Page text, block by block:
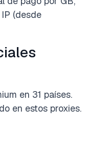
(desde
en 31 países.
en estos proxies.